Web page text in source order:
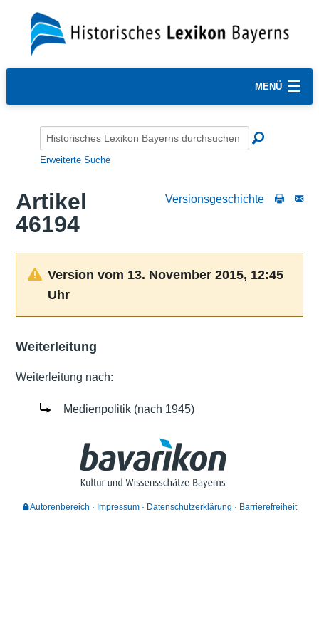
MENÜ
Erweiterte Suche
Versionsgeschichte
Artikel
46194
Version vom 13. November 2015, 12:45
Uhr
Weiterleitung
Weiterleitung nach:
Medienpolitik (nach 1945)
Autorenbereich Impressum Datenschutzerklärung Barrierefreiheit